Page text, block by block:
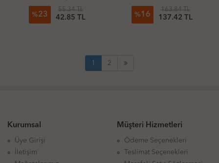
%23
55.34 TL
42.85 TL %16
163.84 TL
137.42 TL
1 2
Kurumsal
Üye Girişi
İletişim
Müşteri Hizmetleri
Ödeme Seçenekleri
Teslimat Seçenekleri